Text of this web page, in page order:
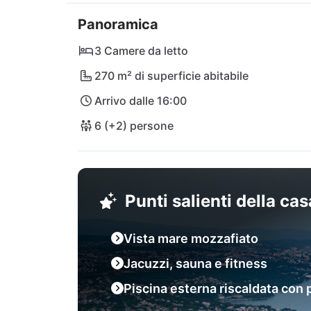
incantevoli caffetterie, mentre il maestoso
Che si tratti di assaporare la cucina locale
spiaggia di Tomaševac, Villa Dana Bregi è
Panoramica
3 Camere da letto
270 m² di superficie abitabile
Arrivo dalle 16:00
6 (+2) persone
Punti salienti della
Vista mare mozzafiato
Jacuzzi, sauna e fitness
Piscina esterna riscaldata con